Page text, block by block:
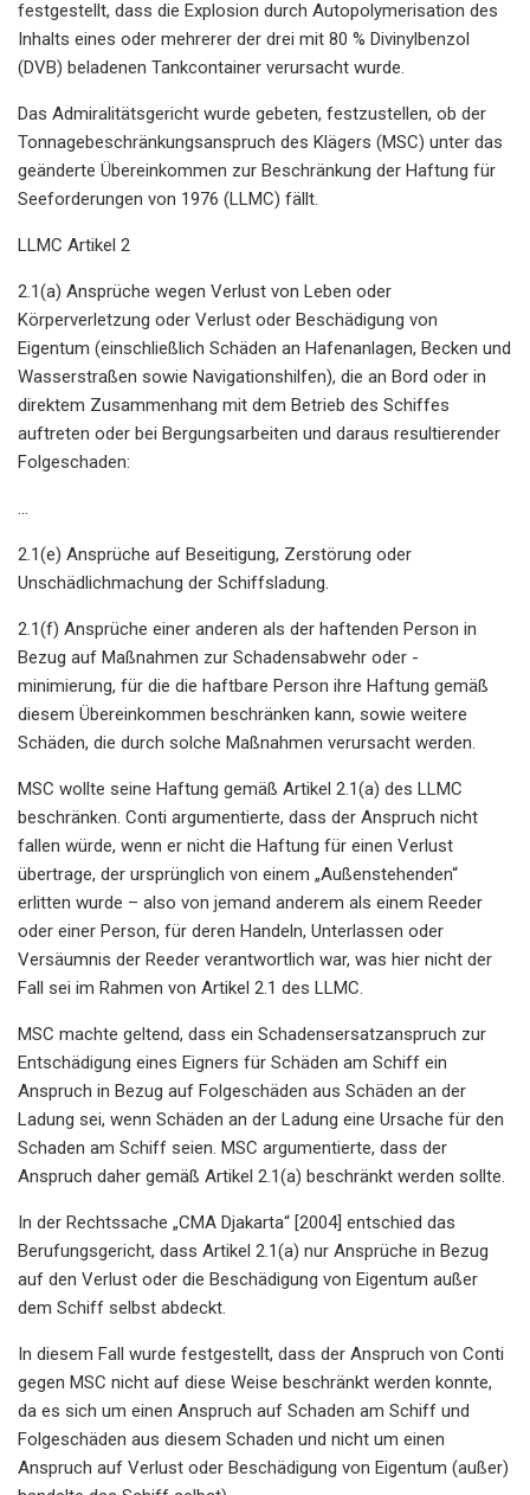
festgestellt, dass die Explosion durch Autopolymerisation des
Inhalts eines oder mehrerer der drei mit 80 % Divinylbenzol
(DVB) beladenen Tankcontainer verursacht wurde.
Das Admiralitätsgericht wurde gebeten, festzustellen, ob der
Tonnagebeschränkungsanspruch des Klägers (MSC) unter das
geänderte Übereinkommen zur Beschränkung der Haftung für
Seeforderungen von 1976 (LLMC) fällt.
LLMC Artikel 2
2.1(a) Ansprüche wegen Verlust von Leben oder
Körperverletzung oder Verlust oder Beschädigung von
Eigentum (einschließlich Schäden an Hafenanlagen, Becken und
Wasserstraßen sowie Navigationshilfen), die an Bord oder in
direktem Zusammenhang mit dem Betrieb des Schiffes
auftreten oder bei Bergungsarbeiten und daraus resultierender
Folgeschaden:
…
2.1(e) Ansprüche auf Beseitigung, Zerstörung oder
Unschädlichmachung der Schiffsladung.
2.1(f) Ansprüche einer anderen als der haftenden Person in
Bezug auf Maßnahmen zur Schadensabwehr oder -
minimierung, für die die haftbare Person ihre Haftung gemäß
diesem Übereinkommen beschränken kann, sowie weitere
Schäden, die durch solche Maßnahmen verursacht werden.
MSC wollte seine Haftung gemäß Artikel 2.1(a) des LLMC
beschränken. Conti argumentierte, dass der Anspruch nicht
fallen würde, wenn er nicht die Haftung für einen Verlust
übertrage, der ursprünglich von einem „Außenstehenden“
erlitten wurde – also von jemand anderem als einem Reeder
oder einer Person, für deren Handeln, Unterlassen oder
Versäumnis der Reeder verantwortlich war, was hier nicht der
Fall sei im Rahmen von Artikel 2.1 des LLMC.
MSC machte geltend, dass ein Schadensersatzanspruch zur
Entschädigung eines Eigners für Schäden am Schiff ein
Anspruch in Bezug auf Folgeschäden aus Schäden an der
Ladung sei, wenn Schäden an der Ladung eine Ursache für den
Schaden am Schiff seien. MSC argumentierte, dass der
Anspruch daher gemäß Artikel 2.1(a) beschränkt werden sollte.
In der Rechtssache „CMA Djakarta“ [2004] entschied das
Berufungsgericht, dass Artikel 2.1(a) nur Ansprüche in Bezug
auf den Verlust oder die Beschädigung von Eigentum außer
dem Schiff selbst abdeckt.
In diesem Fall wurde festgestellt, dass der Anspruch von Conti
gegen MSC nicht auf diese Weise beschränkt werden konnte,
da es sich um einen Anspruch auf Schaden am Schiff und
Folgeschäden aus diesem Schaden und nicht um einen
Anspruch auf Verlust oder Beschädigung von Eigentum (außer)